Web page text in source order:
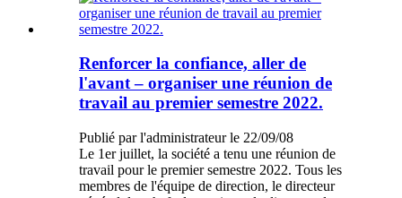
Renforcer la confiance, aller de
l'avant – organiser une réunion de
travail au premier semestre 2022.
Publié par l'administrateur le 22/09/08
Le 1er juillet, la société a tenu une réunion de
travail pour le premier semestre 2022. Tous les
membres de l'équipe de direction, le directeur